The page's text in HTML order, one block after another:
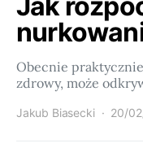
Obecnie
zdrowy, może
Jakub Biasecki 20/